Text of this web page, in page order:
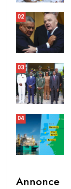
02
03
04
Annonce